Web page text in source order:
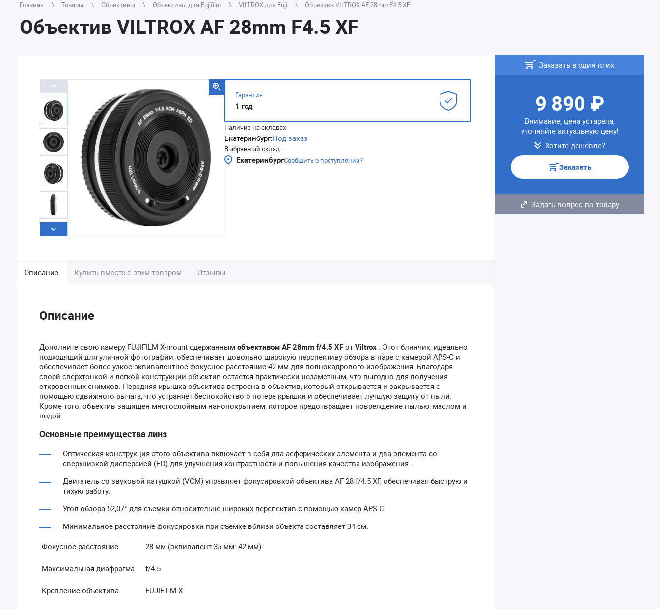
Главная Товары Объективы Объективы для Fujifilm VILTROX для Fuji Объектив VILTROX AF 28mm F4.5 XF
Объектив VILTROX AF 28mm F4.5 XF
Гарантия
1 год
Наличие на складах
Екатеринбург:Под заказ
Выбранный склад
ЕкатеринбургСообщить о поступлении?
Описание Купить вместе с этим товаром Отзывы
Описание
Дополните свою камеру FUJIFILM X-mount сдержанным объективом AF 28mm f/4.5 XF от Viltrox . Этот блинчик, идеально
подходящий для уличной фотографии, обеспечивает довольно широкую перспективу обзора в паре с камерой APS-C и
обеспечивает более узкое эквивалентное фокусное расстояние 42 мм для полнокадрового изображения. Благодаря
своей сверхтонкой и легкой конструкции объектив остается практически незаметным, что выгодно для получения
откровенных снимков. Передняя крышка объектива встроена в объектив, который открывается и закрывается с
помощью сдвижного рычага, что устраняет беспокойство о потере крышки и обеспечивает лучшую защиту от пыли.
Кроме того, объектив защищен многослойным нанопокрытием, которое предотвращает повреждение пылью, маслом и
водой.
Основные преимущества линз
Оптическая конструкция этого объектива включает в себя два асферических элемента и два элемента со
сверхнизкой дисперсией (ED) для улучшения контрастности и повышения качества изображения.
Двигатель со звуковой катушкой (VCM) управляет фокусировкой объектива AF 28 f/4.5 XF, обеспечивая быструю и
тихую работу.
Угол обзора 52,07° для съемки относительно широких перспектив с помощью камер APS-C.
Минимальное расстояние фокусировки при съемке вблизи объекта составляет 34 см
Фокусное расстояние 28 мм (эквивалент 35 мм: 42 мм)
Максимальная диафрагма f/4.5
Крепление объектива FUJIFILM X
Заказать в один клик
9 890 ₽
Внимание, цена устарела,
уточняйте актуальную цену!
Хотите дешевле?
Заказать
Задать вопрос по товару